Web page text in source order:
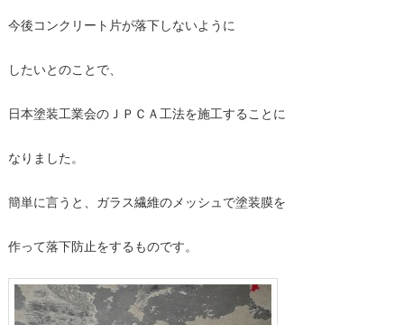
今後コンクリート片が落下しないように
したいとのことで、
日本塗装工業会のＪＰＣＡ工法を施工することに
なりました。
簡単に言うと、ガラス繊維のメッシュで塗装膜を
作って落下防止をするものです。